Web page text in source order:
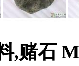
,赌石